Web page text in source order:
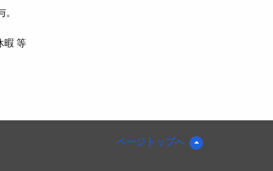
暇 等
ページトップへ